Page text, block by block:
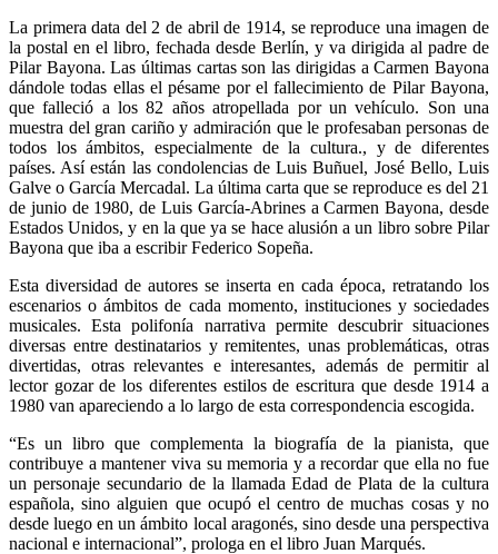
La primera data del 2 de abril de 1914, se reproduce una imagen de
la postal en el libro, fechada desde Berlín, y va dirigida al padre de
Pilar Bayona. Las últimas cartas son las dirigidas a Carmen Bayona
dándole todas ellas el pésame por el fallecimiento de Pilar Bayona,
que falleció a los 82 años atropellada por un vehículo. Son una
muestra del gran cariño y admiración que le profesaban personas de
todos los ámbitos, especialmente de la cultura., y de diferentes
países. Así están las condolencias de Luis Buñuel, José Bello, Luis
Galve o García Mercadal. La última carta que se reproduce es del 21
de junio de 1980, de Luis García-Abrines a Carmen Bayona, desde
Estados Unidos, y en la que ya se hace alusión a un libro sobre Pilar
Bayona que iba a escribir Federico Sopeña.
Esta diversidad de autores se inserta en cada época, retratando los
escenarios o ámbitos de cada momento, instituciones y sociedades
musicales. Esta polifonía narrativa permite descubrir situaciones
diversas entre destinatarios y remitentes, unas problemáticas, otras
divertidas, otras relevantes e interesantes, además de permitir al
lector gozar de los diferentes estilos de escritura que desde 1914 a
1980 van apareciendo a lo largo de esta correspondencia escogida.
“Es un libro que complementa la biografía de la pianista, que
contribuye a mantener viva su memoria y a recordar que ella no fue
un personaje secundario de la llamada Edad de Plata de la cultura
española, sino alguien que ocupó el centro de muchas cosas y no
desde luego en un ámbito local aragonés, sino desde una perspectiva
nacional e internacional”, prologa en el libro Juan Marqués.